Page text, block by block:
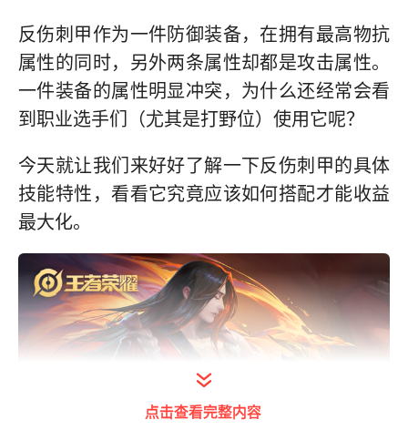
反伤刺甲作为一件防御装备，在拥有最高物抗
属性的同时，另外两条属性却都是攻击属性。
一件装备的属性明显冲突，为什么还经常会看
到职业选手们（尤其是打野位）使用它呢？
今天就让我们来好好了解一下反伤刺甲的具体
技能特性，看看它究竟应该如何搭配才能收益
最大化。
点击查看完整内容